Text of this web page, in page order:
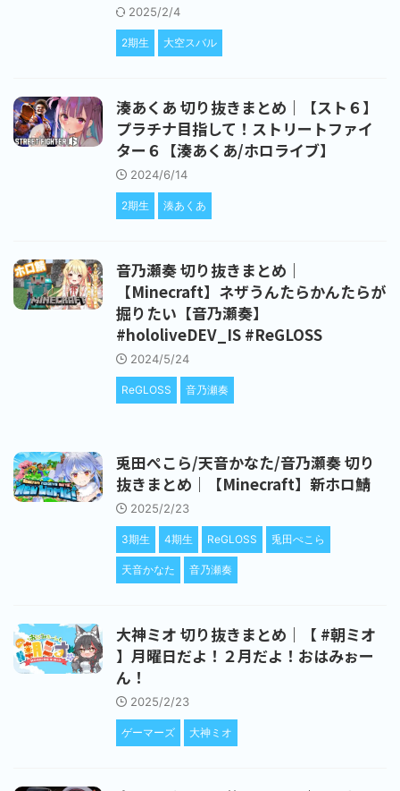
2025/2/4
2期生 大空スバル
湊あくあ 切り抜きまとめ｜【スト６】
プラチナ目指して！ストリートファイ
ター６【湊あくあ/ホロライブ】
2024/6/14
2期生 湊あくあ
音乃瀬奏 切り抜きまとめ｜
【Minecraft】ネザうんたらかんたらが
掘りたい【音乃瀬奏】
#hololiveDEV_IS #ReGLOSS
2024/5/24
ReGLOSS 音乃瀬奏
兎田ぺこら/天音かなた/音乃瀬奏 切り
抜きまとめ｜【Minecraft】新ホロ鯖
2025/2/23
3期生 4期生 ReGLOSS 兎田ぺこら
天音かなた 音乃瀬奏
大神ミオ 切り抜きまとめ｜【 #朝ミオ
】月曜日だよ！２月だよ！おはみぉー
ん！
2025/2/23
ゲーマーズ 大神ミオ